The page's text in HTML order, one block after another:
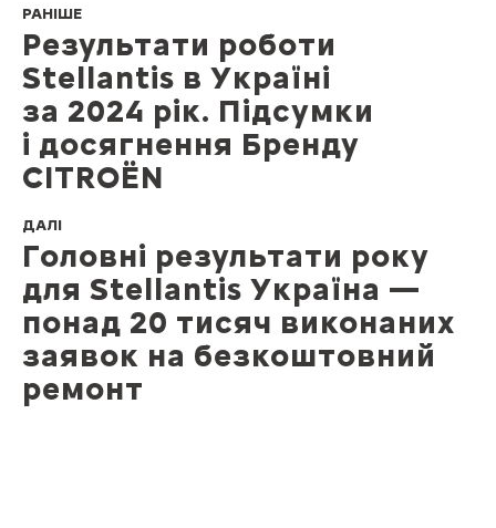
РАНІШЕ
Результати роботи
Stellantis в Україні
за 2024 рік. Підсумки
і досягнення Бренду
CITROЁN
ДАЛІ
Головні результати року
для Stellantis Україна —
понад 20 тисяч виконаних
заявок на безкоштовний
ремонт